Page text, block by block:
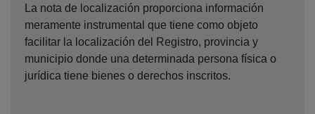
La nota de localización proporciona información
meramente instrumental que tiene como objeto
facilitar la localización del Registro, provincia y
municipio donde una determinada persona física o
jurídica tiene bienes o derechos inscritos.